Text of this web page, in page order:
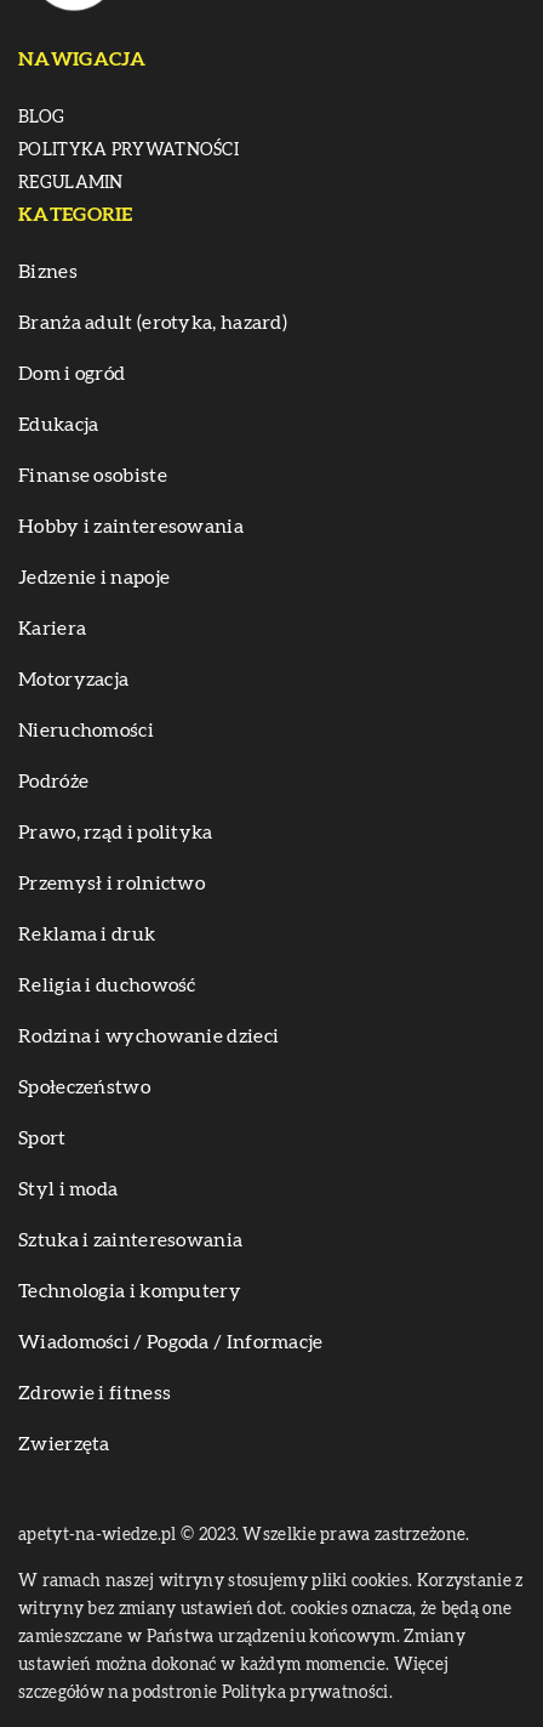
NAWIGACJA
BLOG
POLITYKA PRYWATNOŚCI
REGULAMIN
KATEGORIE
Biznes
Branża adult (erotyka, hazard)
Dom i ogród
Edukacja
Finanse osobiste
Hobby i zainteresowania
Jedzenie i napoje
Kariera
Motoryzacja
Nieruchomości
Podróże
Prawo, rząd i polityka
Przemysł i rolnictwo
Reklama i druk
Religia i duchowość
Rodzina i wychowanie dzieci
Społeczeństwo
Sport
Styl i moda
Sztuka i zainteresowania
Technologia i komputery
Wiadomości / Pogoda / Informacje
Zdrowie i fitness
Zwierzęta
apetyt-na-wiedze.pl © 2023. Wszelkie prawa zastrzeżone.
W ramach naszej witryny stosujemy pliki cookies. Korzystanie z
witryny bez zmiany ustawień dot. cookies oznacza, że będą one
zamieszczane w Państwa urządzeniu końcowym. Zmiany
ustawień można dokonać w każdym momencie. Więcej
szczegółów na podstronie Polityka prywatności.